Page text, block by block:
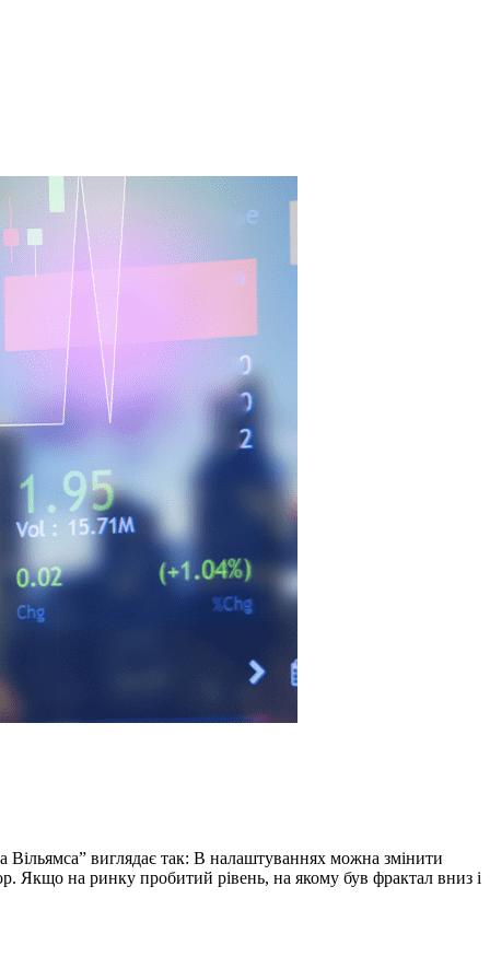
Вільямса” виглядає так: В налаштуваннях можна змінити
Якщо на ринку пробитий рівень, на якому був фрактал вниз і